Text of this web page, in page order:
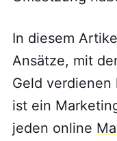
In diesem
Ansätze, mit
Geld verdienen
ist ein
jeden online